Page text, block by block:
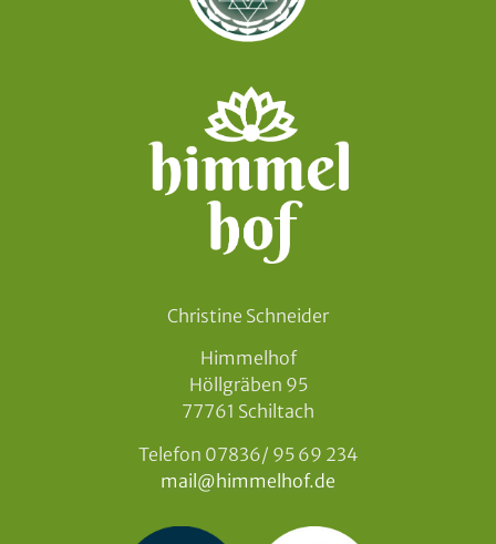
Christine Schneider
Himmelhof
Höllgräben 95
77761 Schiltach
Telefon 07836/ 95 69 234
mail@himmelhof.de